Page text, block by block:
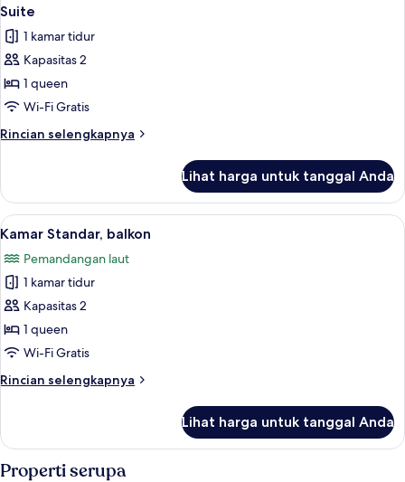
Suite
1 kamar tidur
Kapasitas 2
1 queen
Wi-Fi Gratis
Rincian selengkapnya
Rincian
Suite
Lihat harga untuk tanggal Anda
Lihat
semua
foto
untuk
Kamar
Standar,
balkon
5
Kamar Standar, balkon
Pemandangan laut
1 kamar tidur
Kapasitas 2
1 queen
Wi-Fi Gratis
Rincian selengkapnya
Rincian
Kamar
Standar,
balkon
Lihat harga untuk tanggal Anda
Properti serupa